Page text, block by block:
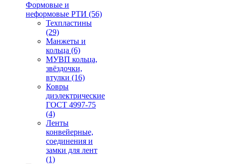
Формовые и
неформовые РТИ (56)
Техпластины
(29)
Манжеты и
кольца (6)
МУВП кольца,
звёздочки,
втулки (16)
Ковры
диэлектрические
ГОСТ 4997-75
(4)
Ленты
конвейерные,
соединения и
замки для лент
(1)